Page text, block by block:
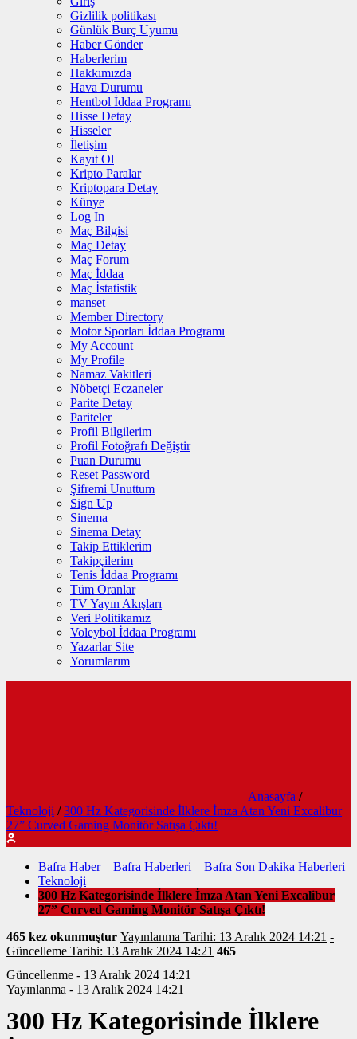
Gizlilik politikası
Günlük Burç Uyumu
Haber Gönder
Haberlerim
Hakkımızda
Hava Durumu
Hentbol İddaa Programı
Hisse Detay
Hisseler
İletişim
Kayıt Ol
Kripto Paralar
Kriptopara Detay
Künye
Log In
Maç Bilgisi
Maç Detay
Maç Forum
Maç İddaa
Maç İstatistik
manset
Member Directory
Motor Sporları İddaa Programı
My Account
My Profile
Namaz Vakitleri
Nöbetçi Eczaneler
Parite Detay
Pariteler
Profil Bilgilerim
Profil Fotoğrafı Değiştir
Puan Durumu
Reset Password
Şifremi Unuttum
Sign Up
Sinema
Sinema Detay
Takip Ettiklerim
Takipçilerim
Tenis İddaa Programı
Tüm Oranlar
TV Yayın Akışları
Veri Politikamız
Voleybol İddaa Programı
Yazarlar Site
Yorumlarım
Anasayfa /
Teknoloji / 300 Hz Kategorisinde İlklere İmza Atan Yeni Excalibur
27” Curved Gaming Monitör Satışa Çıktı!
Bafra Haber – Bafra Haberleri – Bafra Son Dakika Haberleri
Teknoloji
300 Hz Kategorisinde İlklere İmza Atan Yeni Excalibur
27” Curved Gaming Monitör Satışa Çıktı!
465 kez okunmuştur Yayınlanma Tarihi: 13 Aralık 2024 14:21 -
Güncelleme Tarihi: 13 Aralık 2024 14:21 465
Güncellenme - 13 Aralık 2024 14:21
Yayınlanma - 13 Aralık 2024 14:21
300 Hz Kategorisinde İlklere